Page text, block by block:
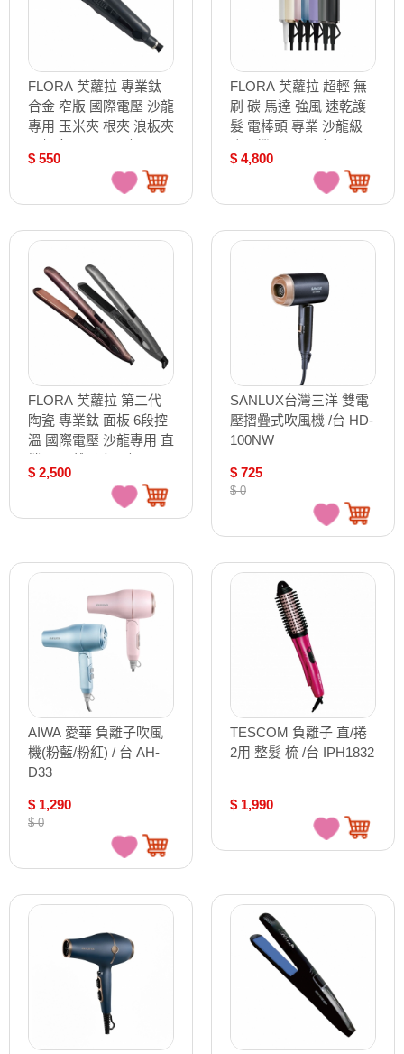
FLORA 芙蘿拉 專業鈦
合金 窄版 國際電壓 沙龍
專用 玉米夾 根夾 浪板夾
$ 550
FLORA 芙蘿拉 超輕 無
刷 碳 馬達 強風 速乾護
髮 電棒頭 專業 沙龍級
3238
$ 4,800
FLORA 芙蘿拉 第二代
陶瓷 專業鈦 面板 6段控
溫 國際電壓 沙龍專用 直
$ 2,500
SANLUX台灣三洋 雙電
壓摺疊式吹風機 /台 HD-
100NW
$ 725
$ 0
AIWA 愛華 負離子吹風
機(粉藍/粉紅) / 台 AH-
D33
$ 1,290
$ 0
TESCOM 負離子 直/捲
2用 整髮 梳 /台 IPH1832
$ 1,990